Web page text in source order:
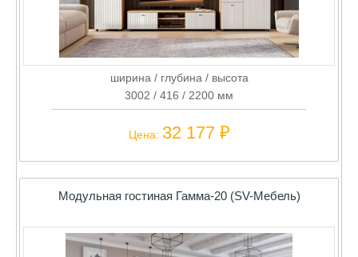
ширина / глубина / высота
3002 / 416 / 2200 мм
Цена: 32 177 ₽
Модульная гостиная Гамма-20 (SV-Мебель)